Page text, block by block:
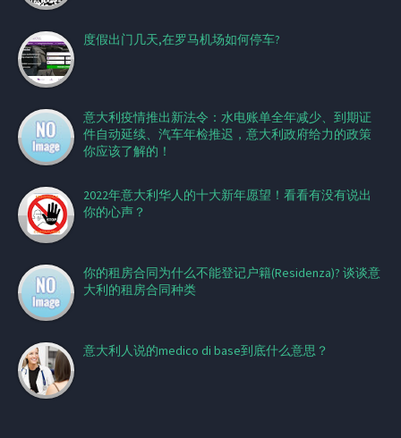
度假出门几天,在罗马机场如何停车?
意大利疫情推出新法令：水电账单全年减少、到期证
件自动延续、汽车年检推迟，意大利政府给力的政策
你应该了解的！
2022年意大利华人的十大新年愿望！看看有没有说出
你的心声？
你的租房合同为什么不能登记户籍(Residenza)? 谈谈意
大利的租房合同种类
意大利人说的medico di base到底什么意思？